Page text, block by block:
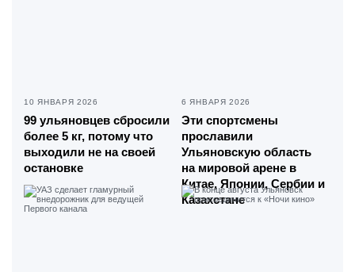
10 ЯНВАРЯ 2026
99 ульяновцев сбросили
более 5 кг, потому что
выходили не на своей
остановке
6 ЯНВАРЯ 2026
Эти спортсмены
прославили
Ульяновскую область
на мировой арене в
Китае, Японии, Сербии и
Казахстане